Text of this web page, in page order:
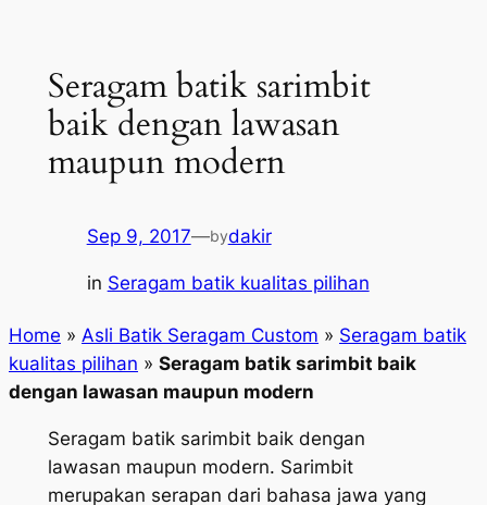
Seragam batik sarimbit
baik dengan lawasan
maupun modern
Sep 9, 2017—bydakir
in Seragam batik kualitas pilihan
Home » Asli Batik Seragam Custom » Seragam batik
kualitas pilihan » Seragam batik sarimbit baik
dengan lawasan maupun modern
Seragam batik sarimbit baik dengan
lawasan maupun modern. Sarimbit
merupakan serapan dari bahasa jawa yang